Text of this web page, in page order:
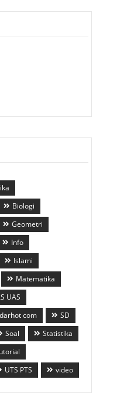
Biologi
Geometri
Info
Islami
Matematika
UAS
com
SD
Soal
Statistika
UTS PTS video